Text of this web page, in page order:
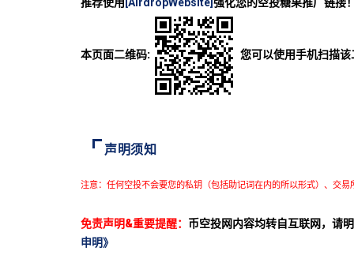
本页面二维码: 您可以使用手机扫描
声明须知
注意：任何空投不会要您的私钥（包括助记词在内的所以形式）、交
免责声明&重要提醒： 币空投网内容均转自互联网，请
申明》